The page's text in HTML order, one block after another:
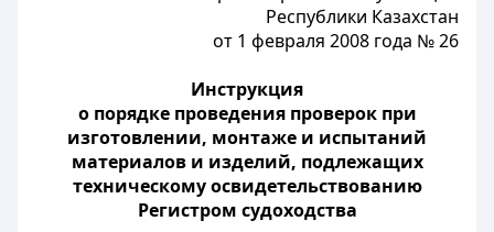
Республики Казахстан
от 1 февраля 2008 года № 26
Инструкция
о порядке проведения проверок при
изготовлении, монтаже и испытаний
материалов и изделий, подлежащих
техническому освидетельствованию
Регистром судоходства